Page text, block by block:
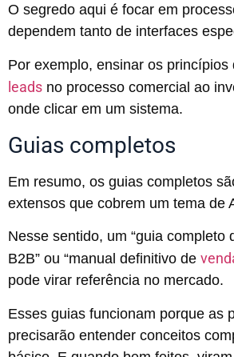
O segredo aqui é focar em
dependem tanto de interfaces
Por exemplo, ensinar os princípios
leads no processo comercial ao
onde clicar em um sistema.
Guias completos
Em resumo, os guias completos
extensos que cobrem um tema de
Nesse sentido, um “guia completo
B2B” ou “manual definitivo de
pode virar referência no mercado.
Esses guias funcionam porque as
precisarão entender conceitos